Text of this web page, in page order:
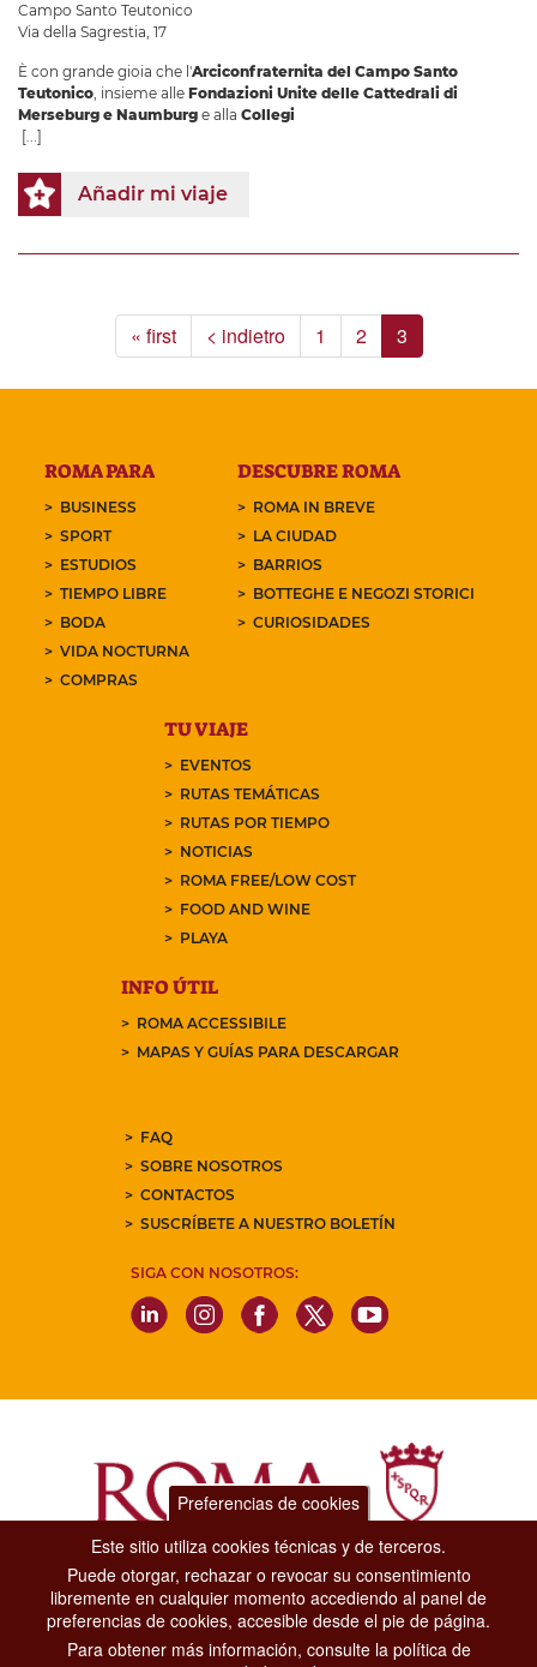
Campo Santo Teutonico
Via della Sagrestia, 17
È con grande gioia che l'Arciconfraternita del Campo Santo
Teutonico, insieme alle Fondazioni Unite delle Cattedrali di
Merseburg e Naumburg e alla Collegi
[...]
Añadir mi viaje
« first < indietro 1 2 3
ROMA PARA
BUSINESS
SPORT
ESTUDIOS
TIEMPO LIBRE
BODA
VIDA NOCTURNA
COMPRAS
DESCUBRE ROMA
ROMA IN BREVE
LA CIUDAD
BARRIOS
BOTTEGHE E NEGOZI STORICI
CURIOSIDADES
TU VIAJE
EVENTOS
RUTAS TEMÁTICAS
RUTAS POR TIEMPO
NOTICIAS
ROMA FREE/LOW COST
FOOD AND WINE
PLAYA
INFO ÚTIL
ROMA ACCESSIBILE
MAPAS Y GUÍAS PARA DESCARGAR
FAQ
SOBRE NOSOTROS
CONTACTOS
SUSCRÍBETE A NUESTRO BOLETÍN
SIGA CON NOSOTROS:
Dipartimento Grandi Eventi, Sport, Turismo e Moda.
Via di San Basilio, 51
00187 Roma
Preferencias de cookies
Este sitio utiliza cookies técnicas y de terceros.
Puede otorgar, rechazar o revocar su consentimiento
libremente en cualquier momento accediendo al panel de
preferencias de cookies, accesible desde el pie de página.
Para obtener más información, consulte la política de